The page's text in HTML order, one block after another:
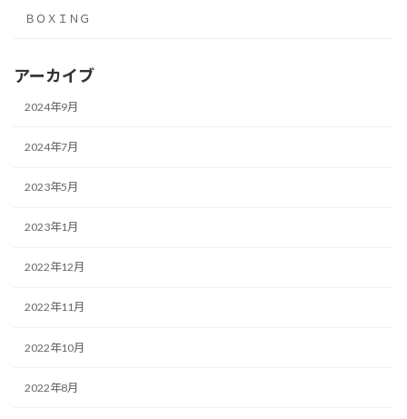
ＢＯＸＩＮＧ
アーカイブ
2024年9月
2024年7月
2023年5月
2023年1月
2022年12月
2022年11月
2022年10月
2022年8月